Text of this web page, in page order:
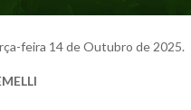
feira 14 de Outubro de 2025.